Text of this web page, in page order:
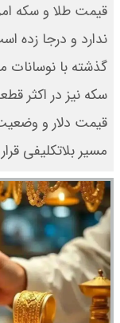
ندارد و درجا زده
گذشته با
سکه نیز در اکثر
قیمت دلار و
مسیر بلاتکلیفی